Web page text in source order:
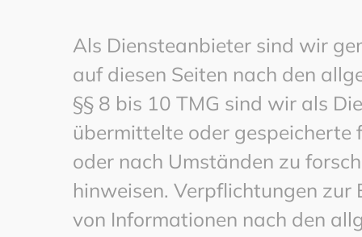
Als Diensteanbieter sind wir
auf diesen Seiten nach den
§§ 8 bis 10 TMG sind wir als
übermittelte oder
oder nach Umständen zu
hinweisen. Verpflichtungen
von Informationen nach den